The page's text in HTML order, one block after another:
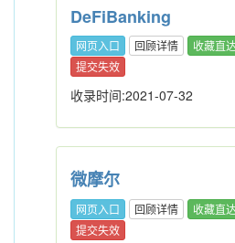
DeFiBanking
网页入口 回顾详情
收藏直
提交失效
收录时间:2021-07-32
微摩尔
网页入口 回顾详情
收藏直
提交失效